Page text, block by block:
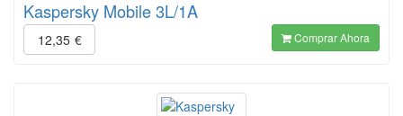
Kaspersky Mobile 3L/1A
12,35 € Comprar Ahora